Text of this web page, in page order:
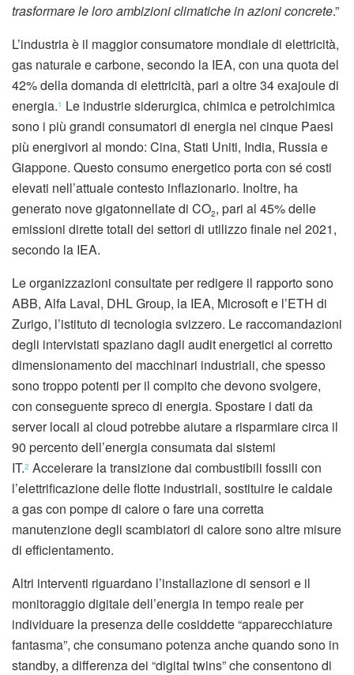
trasformare le loro ambizioni climatiche in azioni concrete.”
L’industria è il maggior consumatore mondiale di elettricità,
gas naturale e carbone, secondo la IEA, con una quota del
42% della domanda di elettricità, pari a oltre 34 exajoule di
energia.1 Le industrie siderurgica, chimica e petrolchimica
sono i più grandi consumatori di energia nei cinque Paesi
più energivori al mondo: Cina, Stati Uniti, India, Russia e
Giappone. Questo consumo energetico porta con sé costi
elevati nell’attuale contesto inflazionario. Inoltre, ha
generato nove gigatonnellate di CO2, pari al 45% delle
emissioni dirette totali dei settori di utilizzo finale nel 2021,
secondo la IEA.
Le organizzazioni consultate per redigere il rapporto sono
ABB, Alfa Laval, DHL Group, la IEA, Microsoft e l’ETH di
Zurigo, l’istituto di tecnologia svizzero. Le raccomandazioni
degli intervistati spaziano dagli audit energetici al corretto
dimensionamento dei macchinari industriali, che spesso
sono troppo potenti per il compito che devono svolgere,
con conseguente spreco di energia. Spostare i dati da
server locali al cloud potrebbe aiutare a risparmiare circa il
90 percento dell’energia consumata dai sistemi
IT.2 Accelerare la transizione dai combustibili fossili con
l’elettrificazione delle flotte industriali, sostituire le caldaie
a gas con pompe di calore o fare una corretta
manutenzione degli scambiatori di calore sono altre misure
di efficientamento.
Altri interventi riguardano l’installazione di sensori e il
monitoraggio digitale dell’energia in tempo reale per
individuare la presenza delle cosiddette “apparecchiature
fantasma”, che consumano potenza anche quando sono in
standby, a differenza dei “digital twins” che consentono di